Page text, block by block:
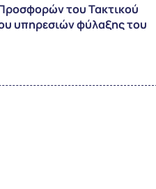
του Τακτικού
υπηρεσιών φύλαξης του